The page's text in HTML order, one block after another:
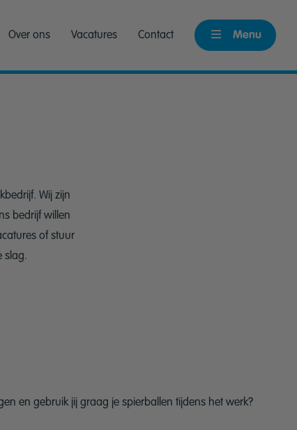
Over ons Vacatures Contact Menu
Wij zijn
bedrijf willen
of stuur
slag.
en gebruik jij graag je spierballen tijdens het werk?